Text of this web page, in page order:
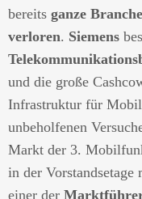
bereits ganze
verloren. Siemens
und die große
Infrastruktur für
unbeholfenen
Markt der 3.
in der
einer der